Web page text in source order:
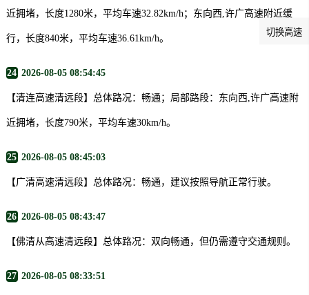
切换高速
近拥堵，长度1280米，平均车速32.82km/h；东向西,许广高速附近缓
行，长度840米，平均车速36.61km/h。
24 2026-08-05 08:54:45
【清连高速清远段】总体路况：畅通；局部路段：东向西,许广高速附
近拥堵，长度790米，平均车速30km/h。
25 2026-08-05 08:45:03
【广清高速清远段】总体路况：畅通，建议按照导航正常行驶。
26 2026-08-05 08:43:47
【佛清从高速清远段】总体路况：双向畅通，但仍需遵守交通规则。
27 2026-08-05 08:33:51